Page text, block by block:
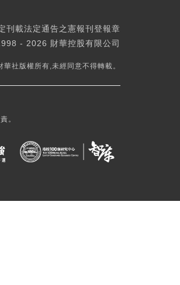
刊載法定通告之憲報刊登報章
- 2026 財華控股有限公司
華社版權所有,未經同意不得轉載。
。